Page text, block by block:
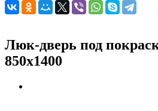
Люк-дверь под
850х1400